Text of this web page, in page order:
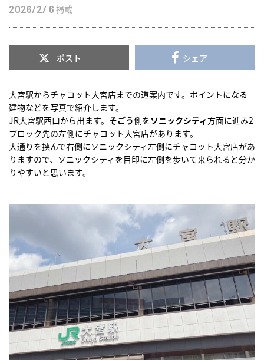
2026/2/ 6 掲載
ポスト シェア
大宮駅からチャコット大宮店までの道案内です。ポイントになる
建物などを写真で紹介します。
JR大宮駅西口から出ます。 そごう側をソニックシティ方面に進み2
ブロック先の左側にチャコット大宮店があります。
大通りを挟んで右側にソニックシティ左側にチャコット大宮店があ
りますので、ソニックシティを目印に左側を歩いて来られると分か
りやすいと思います。